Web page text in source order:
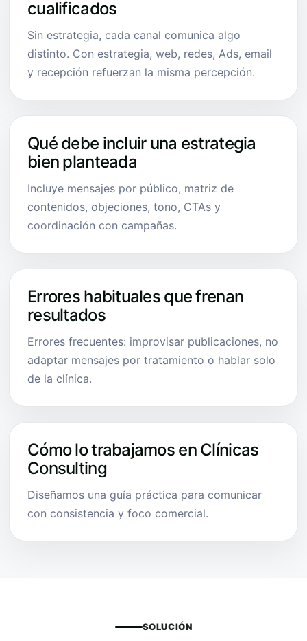
cualificados
Sin estrategia, cada canal comunica algo
distinto. Con estrategia, web, redes, Ads, email
y recepción refuerzan la misma percepción.
Qué debe incluir una estrategia
bien planteada
Incluye mensajes por público, matriz de
contenidos, objeciones, tono, CTAs y
coordinación con campañas.
Errores habituales que frenan
resultados
Errores frecuentes: improvisar publicaciones, no
adaptar mensajes por tratamiento o hablar solo
de la clínica.
Cómo lo trabajamos en Clínicas
Consulting
Diseñamos una guía práctica para comunicar
con consistencia y foco comercial.
SOLUCIÓN